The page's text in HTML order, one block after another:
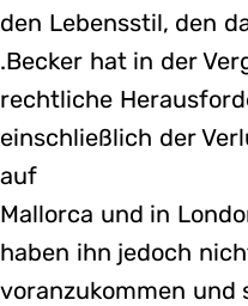
den Lebensstil, den
.Becker hat in der
rechtliche
einschließlich der
auf
Mallorca und in
haben ihn jedoch
voranzukommen und